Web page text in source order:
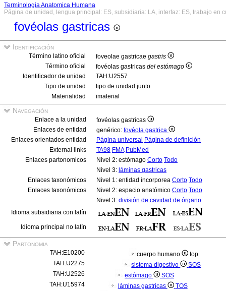
Terminologia Anatomica Humana
Página de unidad, lengua principal: ES, subsidiaria: LA, interfaz: ES, trabajo en
fovéolas gastricas
Identificación
Término latino oficial foveolae gastricae gastris
Término oficial
fovéolas gastricas del estómago
Identificador de unidad
TAH:U2557
Tipo de unidad
tipo de unidad junto
Materialidad
imaterial
Navegación
Enlace a la unidad
fovéolas gastricas
Enlaces de entidad
genérico: fovéola gastrica
Enlaces orientados entidad
Página universal Página de definición
External links
TA98 FMA PubMed
Enlaces partonomicos
Nivel 2: estómago Corto Todo
Nivel 3: láminas gastricas
Enlaces taxonómicos
Nivel 1: entidad incorporea Corto Todo
Enlaces taxonómicos
Nivel 2: espacio anatómico Corto Todo
Nivel 3: división de cavidad de órgano
Idioma subsidiaria con latín
Idioma principal no latín
Partonomia
TAH:E10200 cuerpo humano
top
TAH:U2275
sistema digestivo
SOS
TAH:U2526
estómago
SOS
TAH:U15974
láminas gastricas
TOS